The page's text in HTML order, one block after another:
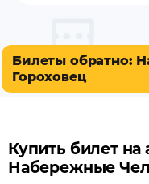
Билеты обратно:
Гороховец
Купить билет на
Набережные